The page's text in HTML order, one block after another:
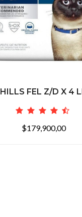
HILLS FEL Z/D X 4
$179,900,00